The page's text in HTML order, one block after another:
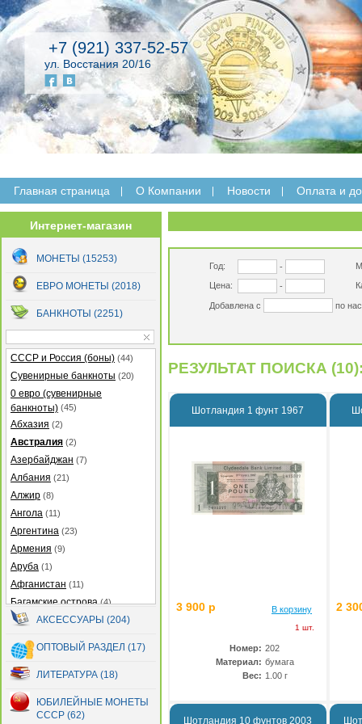
+7 (921) 337-52-57
ул. Восстания 20/16
Главная страница O Компании Новости Оплата и
Интернет-магазин
МОНЕТЫ (15253)
ЕВРО МОНЕТЫ (2018)
БАНКНОТЫ (2251)
СССР и Россия (боны) (44)
Сувенирные банкноты (20)
0 евро (сувенирные
банкноты) (45)
Абхазия (2)
Австралия (2)
Азербайджан (7)
Албания (21)
Алжир (8)
Ангола (11)
Аргентина (23)
Армения (9)
Аруба (1)
Афганистан (11)
Багамские острова(4)
Бангладеш(27)
Барбадос
Бахрейн
Беларусь(13)
Белиз
Бермуды(2)
АКСЕССУАРЫ (204)
ОПТОВЫЙ РАЗДЕЛ (17)
ЛИТЕРАТУРА (18)
ЮБИЛЕЙНЫЕ МОНЕТЫ
СССР (62)
Год: -
Цена:
-
Добавлена с по
РЕЗУЛЬТАТ ПОИСКА
Шотландия 1 фунт 1967
3 900 р В корзину
1 шт.
Номер: 202
Материал: бумага
Вес: 1.00 г
2
Шотландия 10 фунтов 2003